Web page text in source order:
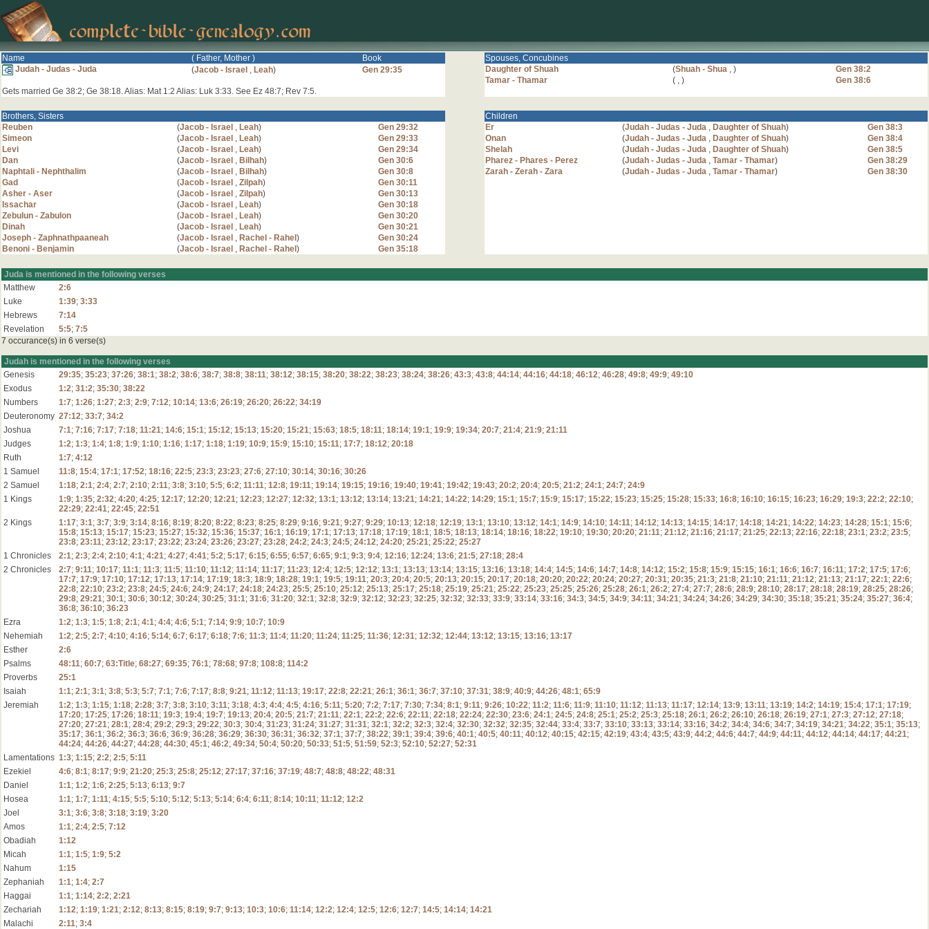
Name ( Father, Mother )
Book
Judah - Judas - Juda
(Jacob - Israel , Leah) Gen 29:35
Gets married Ge 38:2; Ge 38:18. Alias: Mat 1:2 Alias: Luk 3:33. See Ez 48:7; Rev 7:5.
Spouses, Concubines
Daughter of Shuah
(Shuah - Shua , )
Gen 38:2
Tamar - Thamar
( , ) Gen 38:6
Brothers, Sisters
Reuben
(Jacob - Israel , Leah)
Gen 29:32
Simeon
(Jacob - Israel , Leah)
Gen 29:33
Levi
(Jacob - Israel , Leah)
Gen 29:34
Dan
(Jacob - Israel , Bilhah)
Gen 30:6
Naphtali - Nephthalim
(Jacob - Israel , Bilhah)
Gen 30:8
Gad
(Jacob - Israel , Zilpah)
Gen 30:11
Asher - Aser
(Jacob - Israel , Zilpah)
Gen 30:13
Issachar
(Jacob - Israel , Leah)
Gen 30:18
Zebulun - Zabulon
(Jacob - Israel , Leah)
Gen 30:20
Dinah
(Jacob - Israel , Leah)
Gen 30:21
Joseph - Zaphnathpaaneah
(Jacob - Israel , Rachel - Rahel )
Gen 30:24
Benoni - Benjamin
(Jacob - Israel , Rachel - Rahel ) Gen 35:18
Children
Er
(Judah - Judas - Juda , Daughter of Shuah)
Gen 38:3
Onan
(Judah - Judas - Juda , Daughter of Shuah)
Gen 38:4
Shelah
(Judah - Judas - Juda , Daughter of Shuah)
Gen 38:5
Pharez - Phares - Perez
(Judah - Judas - Juda , Tamar - Thamar)
Gen 38:29
Zarah - Zerah - Zara
(Judah - Judas - Juda , Tamar - Thamar) Gen 38:30
Juda is mentioned in the following verses
Matthew
2:6
Luke
1:39; 3:33
Hebrews
7:14
Revelation
5:5; 7:5
7 occurance(s) in 6 verse(s)
Judah is mentioned in the following verses
Genesis
29:35; 35:23; 37:26; 38:1; 38:2; 38:6; 38:7; 38:8; 38:11; 38:12; 38:15; 38:20; 38:22; 38:23; 38:24; 38:26; 43:3; 43:8; 44:14; 44:16; 44:18; 46:12; 46:28; 49:8; 49:9; 49:10
Exodus
1:2; 31:2; 35:30; 38:22
Numbers
1:7; 1:26; 1:27; 2:3; 2:9; 7:12; 10:14; 13:6; 26:19; 26:20; 26:22; 34:19
Deuteronomy 27:12; 33:7; 34:2
Joshua
7:1; 7:16; 7:17; 7:18; 11:21; 14:6; 15:1; 15:12; 15:13; 15:20; 15:21; 15:63; 18:5; 18:11; 18:14; 19:1; 19:9; 19:34; 20:7; 21:4; 21:9; 21:11
Judges
1:2; 1:3; 1:4; 1:8; 1:9; 1:10; 1:16; 1:17; 1:18; 1:19; 10:9; 15:9; 15:10; 15:11; 17:7; 18:12; 20:18
Ruth
1:7; 4:12
1 Samuel
11:8; 15:4; 17:1; 17:52; 18:16; 22:5; 23:3; 23:23; 27:6; 27:10; 30:14; 30:16; 30:26
2 Samuel
1:18; 2:1; 2:4; 2:7; 2:10; 2:11; 3:8; 3:10; 5:5; 6:2; 11:11; 12:8; 19:11; 19:14; 19:15; 19:16; 19:40; 19:41; 19:42; 19:43; 20:2; 20:4; 20:5; 21:2; 24:1; 24:7; 24:9
1 Kings
1:9; 1:35; 2:32; 4:20; 4:25; 12:17; 12:20; 12:21; 12:23; 12:27; 12:32; 13:1; 13:12; 13:14; 13:21; 14:21; 14:22; 14:29; 15:1; 15:7; 15:9; 15:17; 15:22; 15:23; 15:25; 15:28; 15:33; 16:8; 16:10; 16:15; 16:23; 16:29; 19:3; 22:2; 22:10;
22:29; 22:41; 22:45; 22:51
2 Kings
1:17; 3:1; 3:7; 3:9; 3:14; 8:16; 8:19; 8:20; 8:22; 8:23; 8:25; 8:29; 9:16; 9:21; 9:27; 9:29; 10:13; 12:18; 12:19; 13:1; 13:10; 13:12; 14:1; 14:9; 14:10; 14:11; 14:12; 14:13; 14:15; 14:17; 14:18; 14:21; 14:22; 14:23; 14:28; 15:1; 15:6;
15:8; 15:13; 15:17; 15:23; 15:27; 15:32; 15:36; 15:37; 16:1; 16:19; 17:1; 17:13; 17:18; 17:19; 18:1; 18:5; 18:13; 18:14; 18:16; 18:22; 19:10; 19:30; 20:20; 21:11; 21:12; 21:16; 21:17; 21:25; 22:13; 22:16; 22:18; 23:1; 23:2; 23:5;
23:8; 23:11; 23:12; 23:17; 23:22; 23:24; 23:26; 23:27; 23:28; 24:2; 24:3; 24:5; 24:12; 24:20; 25:21; 25:22; 25:27
1 Chronicles
2:1; 2:3; 2:4; 2:10; 4:1; 4:21; 4:27; 4:41; 5:2; 5:17; 6:15; 6:55; 6:57; 6:65; 9:1; 9:3; 9:4; 12:16; 12:24; 13:6; 21:5; 27:18; 28:4
2 Chronicles
2:7; 9:11; 10:17; 11:1; 11:3; 11:5; 11:10; 11:12; 11:14; 11:17; 11:23; 12:4; 12:5; 12:12; 13:1; 13:13; 13:14; 13:15; 13:16; 13:18; 14:4; 14:5; 14:6; 14:7; 14:8; 14:12; 15:2; 15:8; 15:9; 15:15; 16:1; 16:6; 16:7; 16:11; 17:2; 17:5; 17:6;
17:7; 17:9; 17:10; 17:12; 17:13; 17:14; 17:19; 18:3; 18:9; 18:28; 19:1; 19:5; 19:11; 20:3; 20:4; 20:5; 20:13; 20:15; 20:17; 20:18; 20:20; 20:22; 20:24; 20:27; 20:31; 20:35; 21:3; 21:8; 21:10; 21:11; 21:12; 21:13; 21:17; 22:1; 22:6;
22:8; 22:10; 23:2; 23:8; 24:5; 24:6; 24:9; 24:17; 24:18; 24:23; 25:5; 25:10; 25:12; 25:13; 25:17; 25:18; 25:19; 25:21; 25:22; 25:23; 25:25; 25:26; 25:28; 26:1; 26:2; 27:4; 27:7; 28:6; 28:9; 28:10; 28:17; 28:18; 28:19; 28:25; 28:26;
29:8; 29:21; 30:1; 30:6; 30:12; 30:24; 30:25; 31:1; 31:6; 31:20; 32:1; 32:8; 32:9; 32:12; 32:23; 32:25; 32:32; 32:33; 33:9; 33:14; 33:16; 34:3; 34:5; 34:9; 34:11; 34:21; 34:24; 34:26; 34:29; 34:30; 35:18; 35:21; 35:24; 35:27; 36:4;
36:8; 36:10; 36:23
Ezra
1:2; 1:3; 1:5; 1:8; 2:1; 4:1; 4:4; 4:6; 5:1; 7:14; 9:9; 10:7; 10:9
Nehemiah
1:2; 2:5; 2:7; 4:10; 4:16; 5:14; 6:7; 6:17; 6:18; 7:6; 11:3; 11:4; 11:20; 11:24; 11:25; 11:36; 12:31; 12:32; 12:44; 13:12; 13:15; 13:16; 13:17
Esther
2:6
Psalms
48:11; 60:7; 63:Title; 68:27; 69:35; 76:1; 78:68; 97:8; 108:8; 114:2
Proverbs
25:1
Isaiah
1:1; 2:1; 3:1; 3:8; 5:3; 5:7; 7:1; 7:6; 7:17; 8:8; 9:21; 11:12; 11:13; 19:17; 22:8; 22:21; 26:1; 36:1; 36:7; 37:10; 37:31; 38:9; 40:9; 44:26; 48:1; 65:9
Jeremiah
1:2; 1:3; 1:15; 1:18; 2:28; 3:7; 3:8; 3:10; 3:11; 3:18; 4:3; 4:4; 4:5; 4:16; 5:11; 5:20; 7:2; 7:17; 7:30; 7:34; 8:1; 9:11; 9:26; 10:22; 11:2; 11:6; 11:9; 11:10; 11:12; 11:13; 11:17; 12:14; 13:9; 13:11; 13:19; 14:2; 14:19; 15:4; 17:1; 17:19;
17:20; 17:25; 17:26; 18:11; 19:3; 19:4; 19:7; 19:13; 20:4; 20:5; 21:7; 21:11; 22:1; 22:2; 22:6; 22:11; 22:18; 22:24; 22:30; 23:6; 24:1; 24:5; 24:8; 25:1; 25:2; 25:3; 25:18; 26:1; 26:2; 26:10; 26:18; 26:19; 27:1; 27:3; 27:12; 27:18;
27:20; 27:21; 28:1; 28:4; 29:2; 29:3; 29:22; 30:3; 30:4; 31:23; 31:24; 31:27; 31:31; 32:1; 32:2; 32:3; 32:4; 32:30; 32:32; 32:35; 32:44; 33:4; 33:7; 33:10; 33:13; 33:14; 33:16; 34:2; 34:4; 34:6; 34:7; 34:19; 34:21; 34:22; 35:1; 35:13;
35:17; 36:1; 36:2; 36:3; 36:6; 36:9; 36:28; 36:29; 36:30; 36:31; 36:32; 37:1; 37:7; 38:22; 39:1; 39:4; 39:6; 40:1; 40:5; 40:11; 40:12; 40:15; 42:15; 42:19; 43:4; 43:5; 43:9; 44:2; 44:6; 44:7; 44:9; 44:11; 44:12; 44:14; 44:17; 44:21;
44:24; 44:26; 44:27; 44:28; 44:30; 45:1; 46:2; 49:34; 50:4; 50:20; 50:33; 51:5; 51:59; 52:3; 52:10; 52:27; 52:31
Lamentations 1:3; 1:15; 2:2; 2:5; 5:11
Ezekiel
4:6; 8:1; 8:17; 9:9; 21:20; 25:3; 25:8; 25:12; 27:17; 37:16; 37:19; 48:7; 48:8; 48:22; 48:31
Daniel
1:1; 1:2; 1:6; 2:25; 5:13; 6:13; 9:7
Hosea
1:1; 1:7; 1:11; 4:15; 5:5; 5:10; 5:12; 5:13; 5:14; 6:4; 6:11; 8:14; 10:11; 11:12; 12:2
Joel
3:1; 3:6; 3:8; 3:18; 3:19; 3:20
Amos
1:1; 2:4; 2:5; 7:12
Obadiah
1:12
Micah
1:1; 1:5; 1:9; 5:2
Nahum
1:15
Zephaniah
1:1; 1:4; 2:7
Haggai
1:1; 1:14; 2:2; 2:21
Zechariah
1:12; 1:19; 1:21; 2:12; 8:13; 8:15; 8:19; 9:7; 9:13; 10:3; 10:6; 11:14; 12:2; 12:4; 12:5; 12:6; 12:7; 14:5; 14:14; 14:21
Malachi
2:11; 3:4